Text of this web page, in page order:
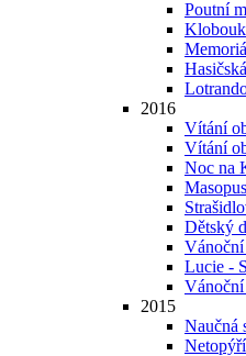
Poutní
2016
Vítání
Vítání
Noc na
Dětský
Lucie -
2015
Naučná